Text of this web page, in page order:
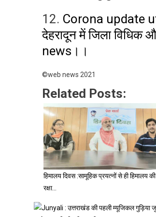
12. Corona update
देहरादून में जिला
news।।
©web news 2021
Related Posts:
हिमालय दिवस :सामूहिक प्रयत्नों से ही हिमालय की
रक्षा…